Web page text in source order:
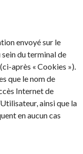
envoyé sur le
du terminal de
après « Cookies »).
que le nom de
Internet de
ainsi que la
en aucun cas